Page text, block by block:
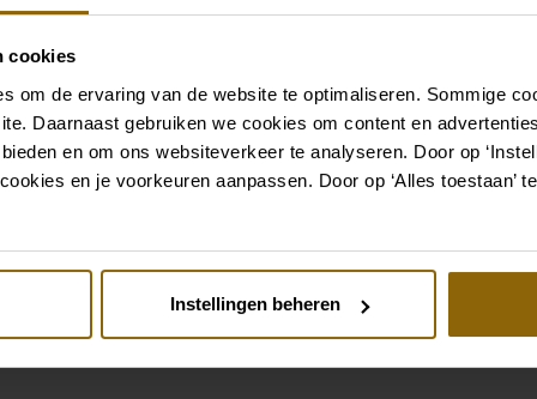
cookies
om de ervaring van de website te optimaliseren. Sommige
Daarnaast gebruiken we cookies om content en
en om ons websiteverkeer te analyseren. Door op
en je voorkeuren aanpassen. Door op ‘Alles toestaan’
Instellingen beheren
complet que s'il est
boutique d'accessoires
parfait pour votre robe ou
Aller aux accessoires
Voir aussi
Pinterest